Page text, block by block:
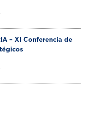
– XI Conferencia de